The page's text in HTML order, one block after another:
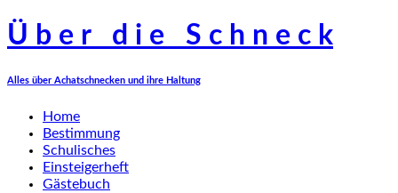
Ü b e r d i e S c h n e c k
Alles über Achatschnecken und ihre Haltung
Home
Bestimmung
Schulisches
Einsteigerheft
Gästebuch